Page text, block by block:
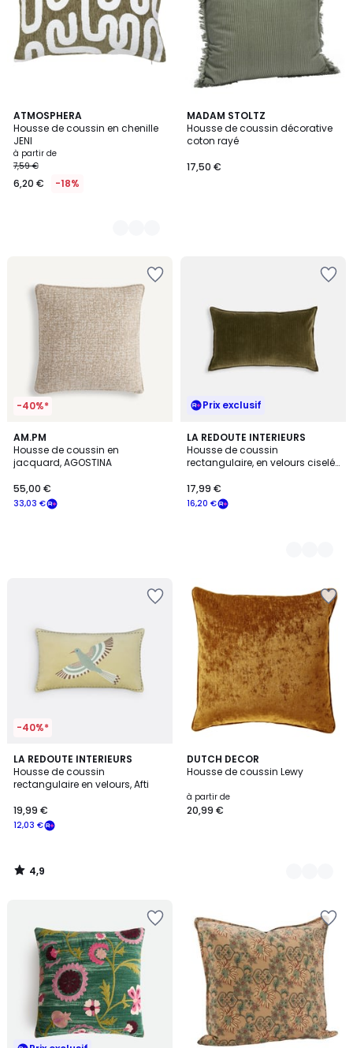
ATMOSPHERA
Housse de coussin en chenille
JENI
à partir de
7,59 €
6,20 € -18%
4
Couleurs
MADAM STOLTZ
Housse de coussin décorative
coton rayé
17,50 €
-40%*
AM.PM
Housse de coussin en
jacquard, AGOSTINA
33,03 €
55,00 €
Prix exclusif
LA REDOUTE INTERIEURS
Housse de coussin
rectangulaire, en velours ciselé,
16,20 €
17,99 €
3
Couleurs
-40%*
LA REDOUTE INTERIEURS
Housse de coussin
rectangulaire en velours, Afti
12,03 €
19,99 €
4,9
/ 5
4,9
/
DUTCH DECOR
Housse de coussin Lewy
à partir de
20,99 €
18
Couleurs